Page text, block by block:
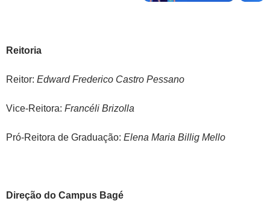
Reitoria
Reitor: Edward Frederico Castro Pessano
Vice-Reitora: Francéli Brizolla
Pró-Reitora de Graduação: Elena Maria Billig Mello
Direção do Campus Bagé